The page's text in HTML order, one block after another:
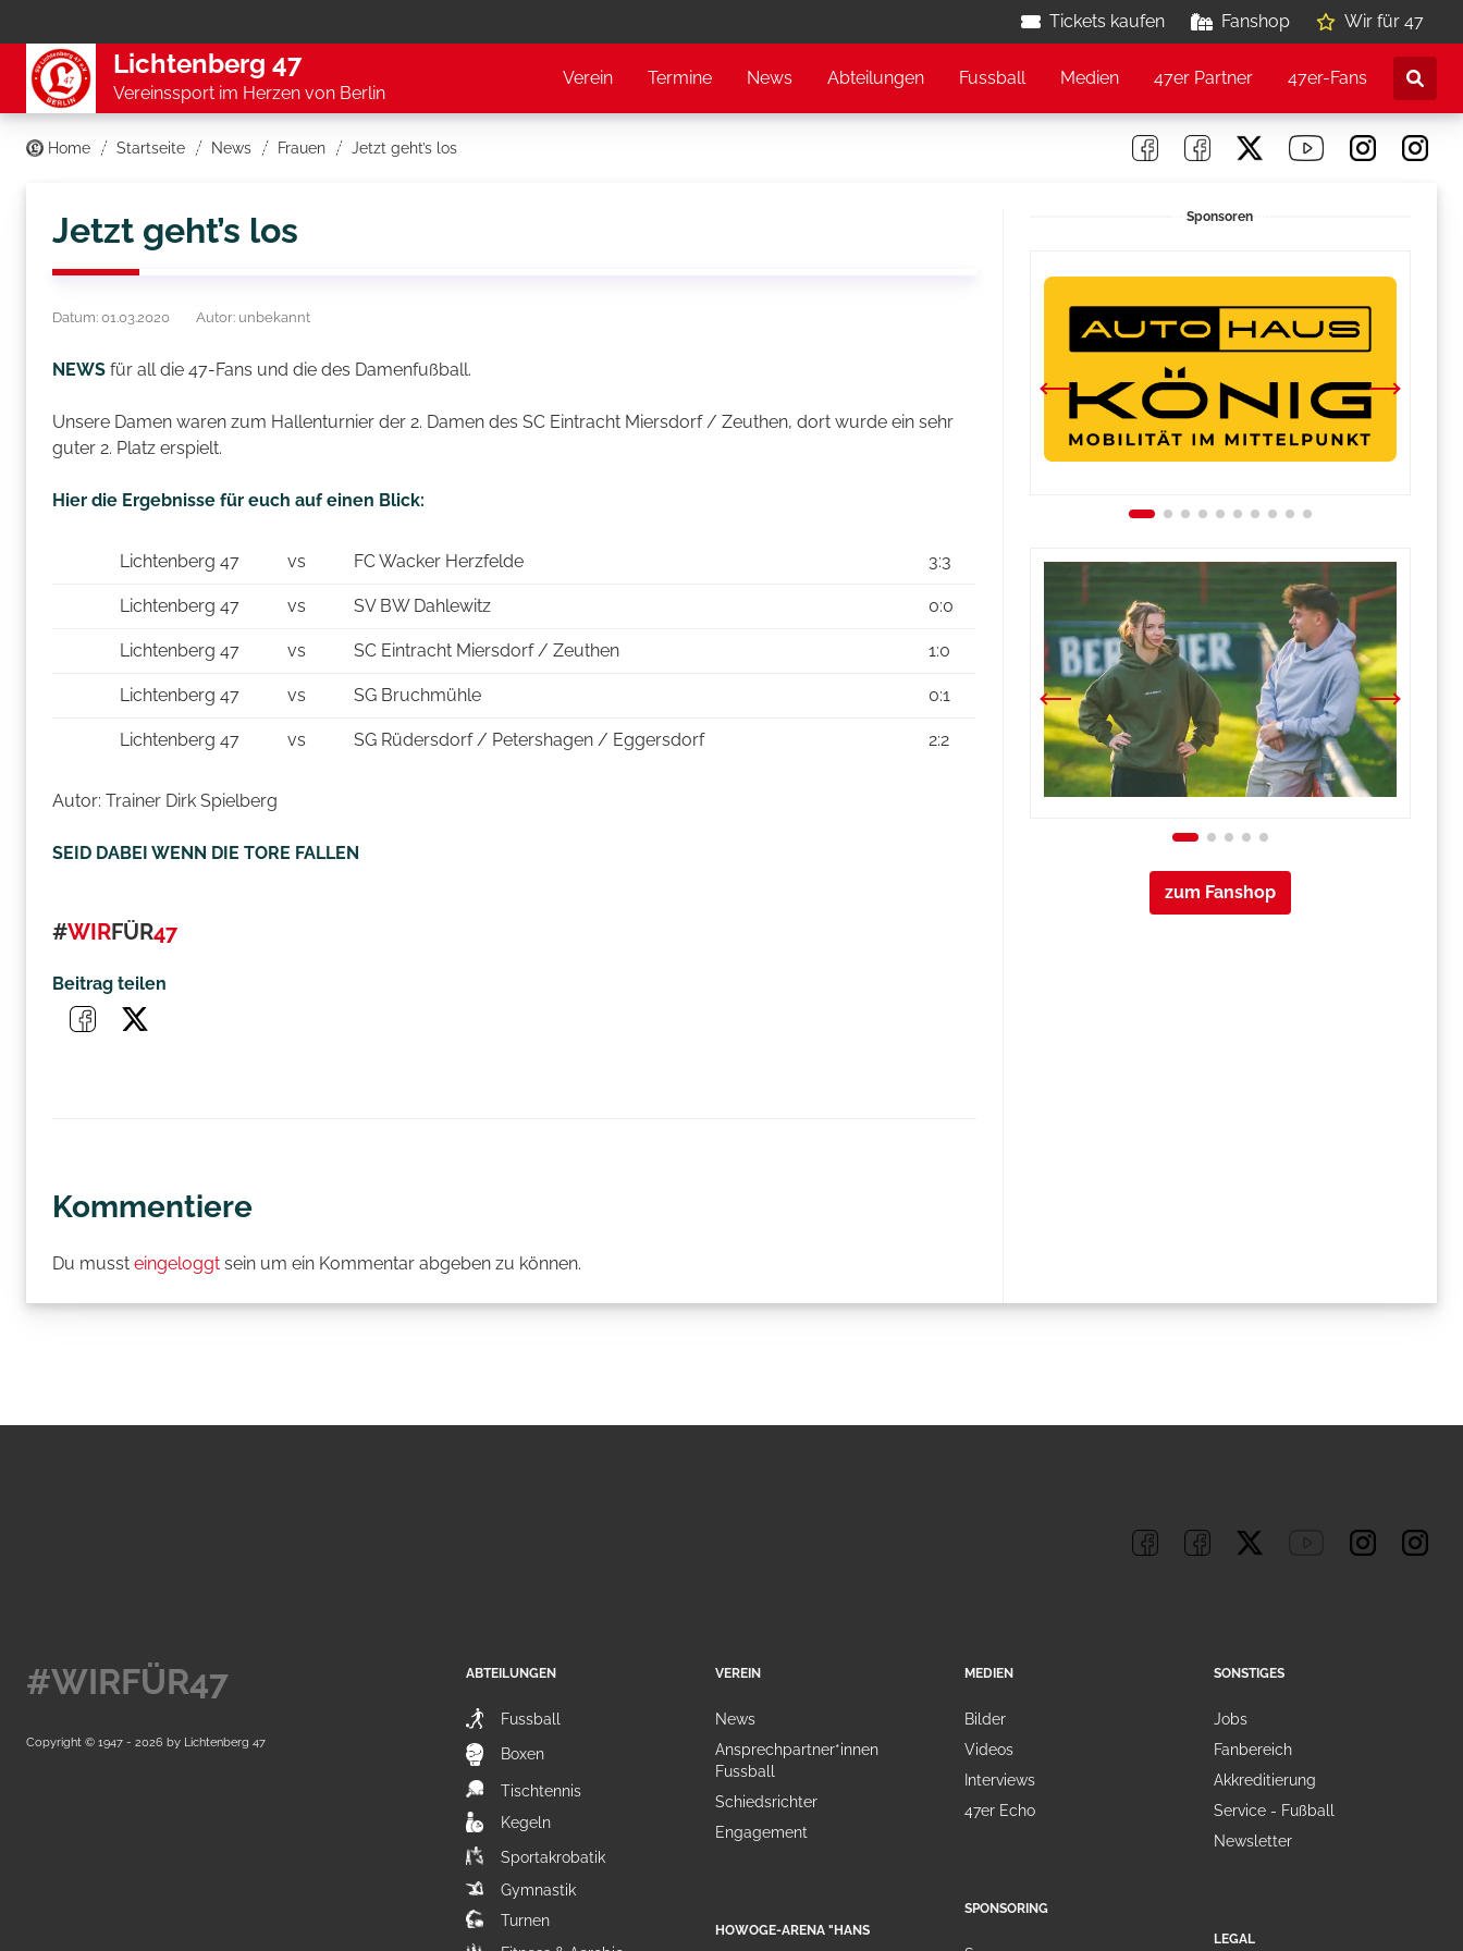
Tickets kaufen Fanshop Wir für 47
Lichtenberg 47
Vereinssport im Herzen von Berlin
Verein Termine News Abteilungen Fussball Medien 47er Partner 47er-Fans
Home Startseite News Frauen Jetzt geht’s los
Jetzt geht’s los
Datum: 01.03.2020 Autor: unbekannt
NEWS für all die 47-Fans und die des Damenfußball.
Unsere Damen waren zum Hallenturnier der 2. Damen des SC Eintracht Miersdorf / Zeuthen, dort wurde ein sehr
guter 2. Platz erspielt.
Hier die Ergebnisse für euch auf einen Blick:
Lichtenberg 47 vs FC Wacker Herzfelde 3:3
Lichtenberg 47 vs SV BW Dahlewitz 0:0
Lichtenberg 47 vs SC Eintracht Miersdorf / Zeuthen 1:0
Lichtenberg 47 vs SG Bruchmühle 0:1
Lichtenberg 47 vs SG Rüdersdorf / Petershagen / Eggersdorf 2:2
Autor: Trainer Dirk Spielberg
SEID DABEI WENN DIE TORE FALLEN
#WIRFÜR47
Beitrag teilen
Kommentiere
Du musst eingeloggt sein um ein Kommentar abgeben zu können.
Sponsoren
zum Fanshop
ABTEILUNGEN
Fussball
Boxen
Tischtennis
Kegeln
Sportakrobatik
Gymnastik
Turnen
VEREIN
News
Ansprechpartner*innen
Fussball
Schiedsrichter
Engagement
HOWOGE-ARENA "HANS
MEDIEN
Bilder
Videos
Interviews
47er Echo
SPONSORING
SONSTIGES
Jobs
Fanbereich
Akkreditierung
Service - Fußball
Newsletter
LEGAL
#WIRFÜR47
Copyright © 1947 - 2026 by Lichtenberg 47